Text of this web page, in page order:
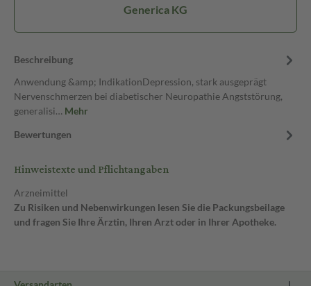
Generica KG
Beschreibung
Anwendung &amp; IndikationDepression, stark ausgeprägt
Nervenschmerzen bei diabetischer Neuropathie Angststörung,
generalisi… Mehr
Bewertungen
Hinweistexte und Pflichtangaben
Arzneimittel
Zu Risiken und Nebenwirkungen lesen Sie die Packungsbeilage
und fragen Sie Ihre Ärztin, Ihren Arzt oder in Ihrer Apotheke.